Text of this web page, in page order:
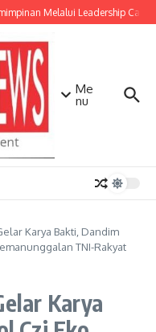
Melalui Leadership
Me
nu
Karya Bakti, Dandim
TNI-Rakyat
Karya